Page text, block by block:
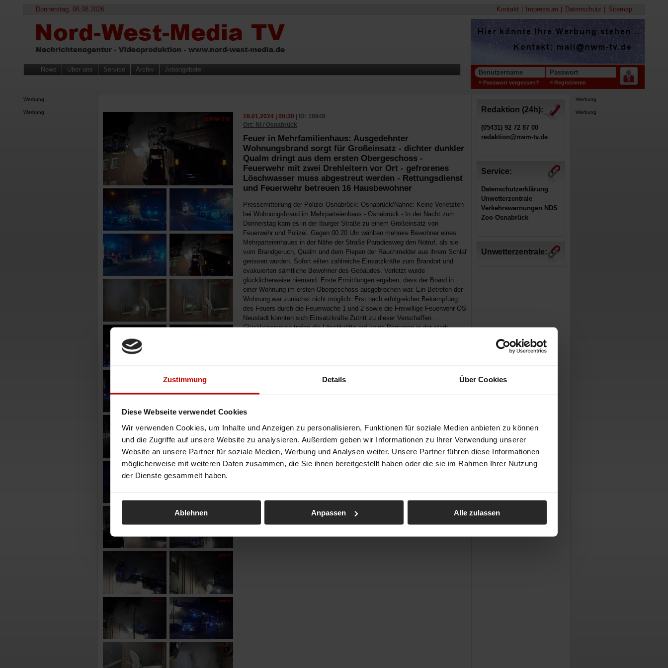
Zustimmung Details Über Cookies
Diese Webseite verwendet Cookies
Wir verwenden Cookies, um Inhalte und Anzeigen zu personalisieren, Funktionen für soziale Medien anbieten zu können
und die Zugriffe auf unsere Website zu analysieren. Außerdem geben wir Informationen zu Ihrer Verwendung unserer
Website an unsere Partner für soziale Medien, Werbung und Analysen weiter. Unsere Partner führen diese Informationen
möglicherweise mit weiteren Daten zusammen, die Sie ihnen bereitgestellt haben oder die sie im Rahmen Ihrer Nutzung
der Dienste gesammelt haben.
Ablehnen Anpassen Alle zulassen
Donnerstag, 06.08.2026 Kontakt Impressum Datenschutz Sitemap
News Über uns Service Archiv Jobangebote Benutzername Passwort
Passwort vergessen? Registrieren
Werbung
Werbung
18.01.2024 | 00:30 | ID: 19948
Ort: NI / Osnabrück
Feuer in Mehrfamilienhaus: Ausgedehnter
Wohnungsbrand sorgt für Großeinsatz - dichter dunkler
Qualm dringt aus dem ersten Obergeschoss -
Feuerwehr mit zwei Drehleitern vor Ort - gefrorenes
Löschwasser muss abgestreut werden - Rettungsdienst
und Feuerwehr betreuen 16 Hausbewohner
Pressemitteilung der Polizei Osnabrück: Osnabrück/Nahne: Keine Verletzten
bei Wohnungsbrand im Mehrparteienhaus - Osnabrück - In der Nacht zum
Donnerstag kam es in der Iburger Straße zu einem Großeinsatz von
Feuerwehr und Polizei. Gegen 00.20 Uhr wählten mehrere Bewohner eines
Mehrparteienhaues in der Nähe der Straße Paradiesweg den Notruf, als sie
vom Brandgeruch, Qualm und dem Piepen der Rauchmelder aus ihrem Schlaf
gerissen wurden. Sofort eilten zahlreiche Einsatzkräfte zum Brandort und
evakuierten sämtliche Bewohner des Gebäudes. Verletzt wurde
glücklicherweise niemand. Erste Ermittlungen ergaben, dass der Brand in
einer Wohnung im ersten Obergeschoss ausgebrochen war. Ein Betreten der
Wohnung war zunächst nicht möglich. Erst nach erfolgreicher Bekämpfung
des Feuers durch die Feuerwache 1 und 2 sowie die Freiwillige Feuerwehr OS
Neustadt konnten sich Einsatzkräfte Zutritt zu dieser Verschaffen.
Glücklicherweise trafen die Löschkräfte auf keine Personen in der stark
Redaktion (24h):
(05431) 92 72 87 00
redaktion@nwm-tv.de
Service:
Datenschutzerklärung
Unwetterzentrale
Verkehrswarnungen NDS
Zoo Osnabrück
Unwetterzentrale:
Werbung
Werbung